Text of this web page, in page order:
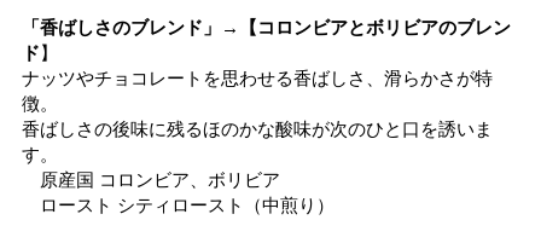
「香ばしさのブレンド」→【コロンビアとボリビアのブレン
ド】
ナッツやチョコレートを思わせる香ばしさ、滑らかさが特
徴。
香ばしさの後味に残るほのかな酸味が次のひと口を誘いま
す。
原産国 コロンビア、ボリビア
ロースト シティロースト（中煎り）